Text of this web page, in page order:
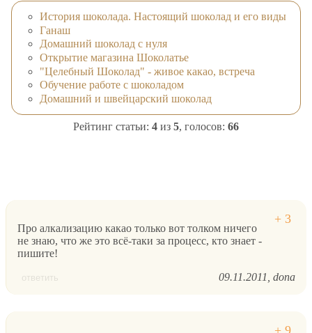
История шоколада. Настоящий шоколад и его виды
Ганаш
Домашний шоколад с нуля
Открытие магазина Шоколатье
"Целебный Шоколад" - живое какао, встреча
Обучение работе с шоколадом
Домашний и швейцарский шоколад
Рейтинг статьи: 4 из 5, голосов: 66
Про алкализацию какао только вот толком ничего
не знаю, что же это всё-таки за процесс, кто знает -
пишите!
ответить 09.11.2011 dona